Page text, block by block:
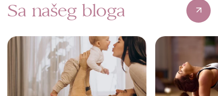
Sa našeg bloga